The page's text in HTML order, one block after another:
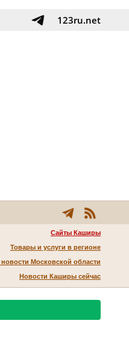
123ru.net
Сайты Каширы
Товары и услуги в регионе
Московской области
Новости Каширы сейчас